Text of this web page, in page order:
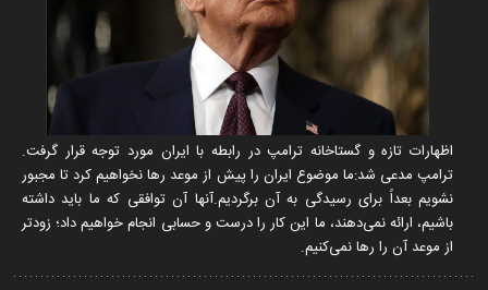
اظهارات تازه و گستاخانه ترامپ در رابطه با ایران مورد توجه قرار گرفت.
ترامپ مدعی شد:ما موضوع ایران را پیش از موعد رها نخواهیم کرد تا مجبور
نشویم بعداً برای رسیدگی به آن برگردیم.آنها آن توافقی که ما باید داشته
باشیم، ارائه نمی‌دهند، ما این کار را درست و حسابی انجام خواهیم داد؛ زودتر
از موعد آن را رها نمی‌کنیم.